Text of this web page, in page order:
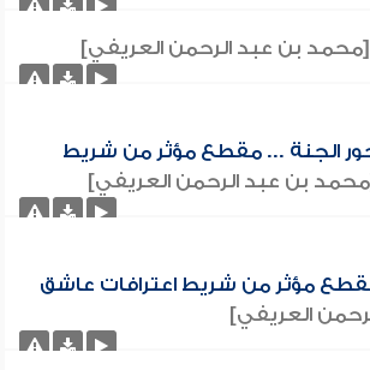
[محمد بن عبد الرحمن العريفي]
الجنة ... مقطع مؤثر من شريط
بن عبد الرحمن العريفي]
مؤثر من شريط اعترافات عاشق
العريفي]